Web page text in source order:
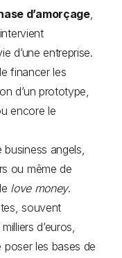
d’amorçage,
d’une entreprise.
financer les
d’un prototype,
encore le
angels,
ou même de
love money.
souvent
d’euros,
poser les bases de